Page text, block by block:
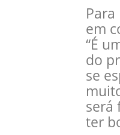
em
“É
do
se
será
ter